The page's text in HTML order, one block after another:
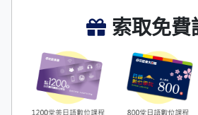
索取免費